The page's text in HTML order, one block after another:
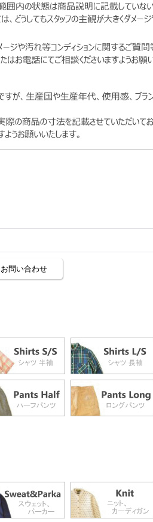
お問い合わせ